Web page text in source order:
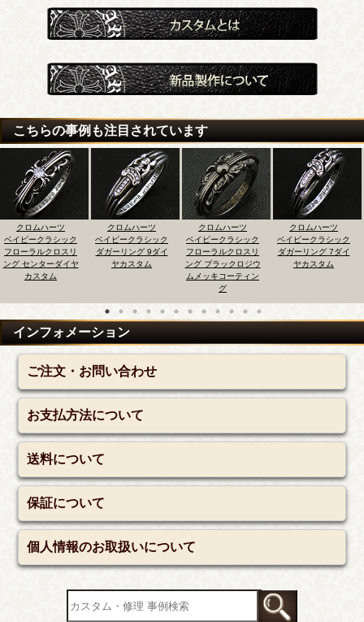
こちらの事例も注目されています
クロムハーツ
ベイビークラシック
ダガーリング 9ダイ
ヤカスタム
クロムハーツ
ベイビークラシック
フローラルクロスリ
ング ブラックロジウ
クロムハーツ
ベイビークラシック
ダガーリング 7ダイ
ヤカスタム
クロムハーツ
ベイビークラシック
フローラルクロスリ
ング サイズダウン
インフォメーション
ご注文・お問い合わせ
お支払方法について
送料について
保証について
個人情報のお取扱いについて